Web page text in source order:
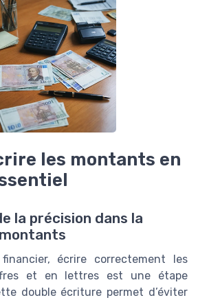
les montants en
la précision dans la
écrire correctement les
et en lettres est une étape
double écriture permet d’éviter